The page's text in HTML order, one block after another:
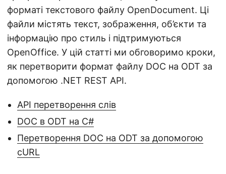
форматі текстового файлу OpenDocument. Ці
файли містять текст, зображення, об’єкти та
інформацію про стиль і підтримуються
OpenOffice. У цій статті ми обговоримо кроки,
як перетворити формат файлу DOC на ODT за
допомогою .NET REST API.
API перетворення слів
DOC в ODT на C#
Перетворення DOC на ODT за допомогою
cURL